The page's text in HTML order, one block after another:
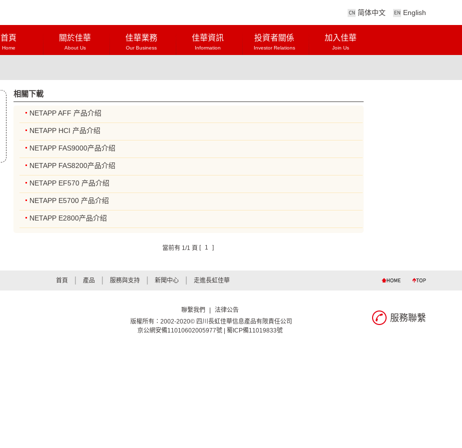
简体中文 English
首頁
Home
關於佳華
About Us
佳華業務
Our Business
佳華資訊
Information
投資者關係
Investor Relations
加入佳華
Join Us
相關下載
NETAPP AFF 产品介绍
NETAPP HCI 产品介绍
NETAPP FAS9000产品介绍
NETAPP FAS8200产品介绍
NETAPP EF570 产品介绍
NETAPP E5700 产品介绍
NETAPP E2800产品介绍
當前有 1/1 頁 1
首頁 產品 服務與支持 新聞中心 走進長虹佳華
聯繫我們
法律公告
版權所有：2002-2020© 四川長虹佳華信息產品有限責任公司
京公網安備11010602005977號 | 蜀ICP備11019833號
服務聯繫